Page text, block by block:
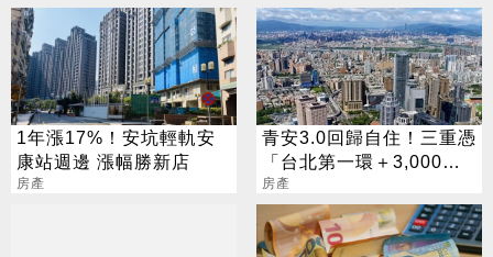
1年漲17%！安坑輕軌安
康站週邊 漲幅勝新店
房產
青安3.0回歸自住！三重憑
「台北第一環＋3,000官
員進駐」撐爆剛需
房產